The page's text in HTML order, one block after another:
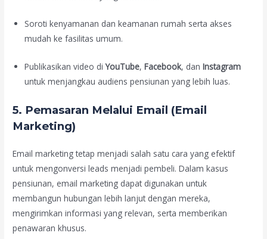
Soroti kenyamanan dan keamanan rumah serta akses
mudah ke fasilitas umum.
Publikasikan video diYouTube,Facebook, danInstagram
untuk menjangkau audiens pensiunan yang lebih luas.
5. Pemasaran Melalui Email (Email
Marketing)
Email marketing tetap menjadi salah satu cara yang efektif
untuk mengonversi leads menjadi pembeli. Dalam kasus
pensiunan, email marketing dapat digunakan untuk
membangun hubungan lebih lanjut dengan mereka,
mengirimkan informasi yang relevan, serta memberikan
penawaran khusus.